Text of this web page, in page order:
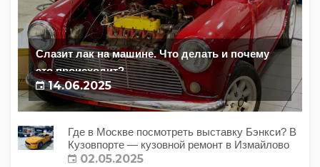
Слазит лак на машине. Что делать и почему
это происходит?
14.06.2025
Где в Москве посмотреть выставку Бэнкси? В
Кузовпорте — кузовной ремонт в Измайлово
02.05.2025